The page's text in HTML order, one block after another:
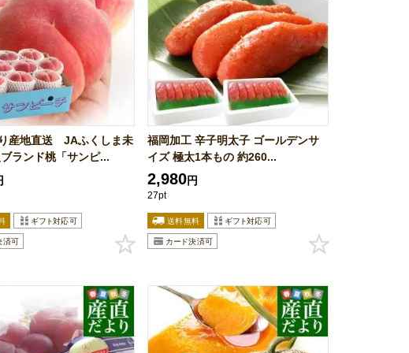
産地直送 JAふくしま未
ランド桃「サンピ...
福岡加工 辛子明太子 ゴールデンサ
イズ 極太1本もの 約260...
2,980円
27pt